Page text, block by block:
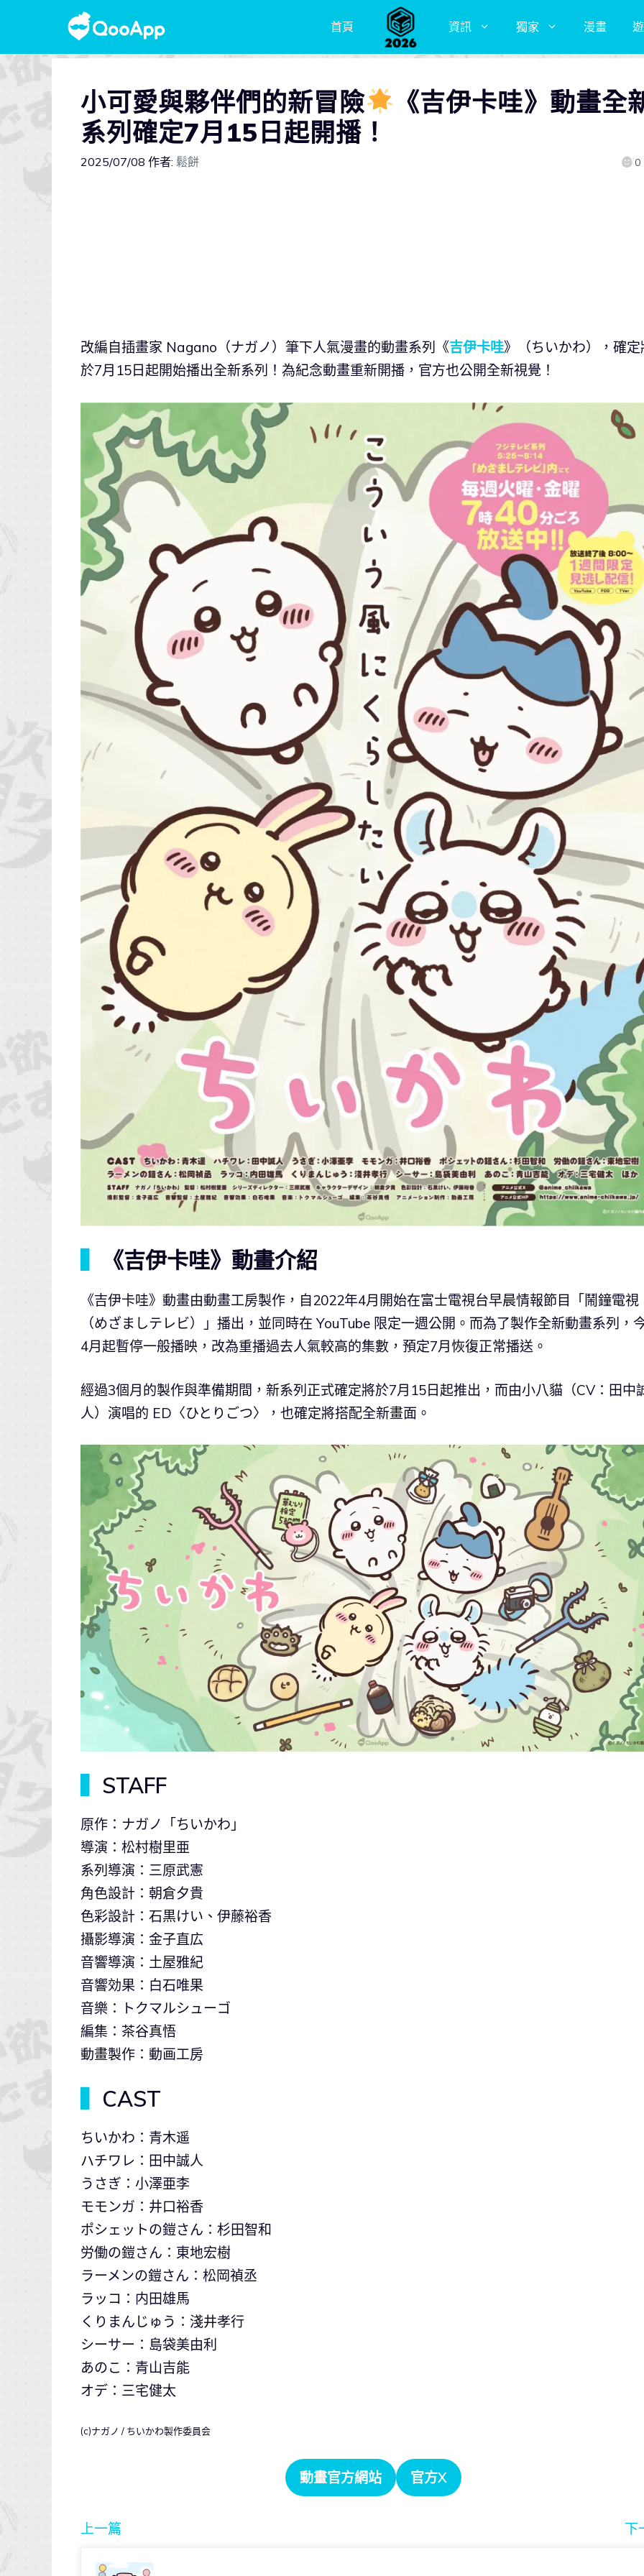
首頁 資訊 獨家 漫畫
小可愛與夥伴們的新冒險
《吉伊卡哇》動畫全
系列確定7月15日起開播！
2025/07/08 作者: 鬆餅 0
改編自插畫家 Nagano（ナガノ）筆下人氣漫畫的動畫系列《吉伊卡哇》（ちいかわ），確定
於7月15日起開始播出全新系列！為紀念動畫重新開播，官方也公開全新視覺！
《吉伊卡哇》動畫介紹
《吉伊卡哇》動畫由動畫工房製作，自2022年4月開始在富士電視台早晨情報節目「鬧鐘電視
（めざましテレビ）」播出，並同時在 YouTube 限定一週公開。而為了製作全新動畫系列，
4月起暫停一般播映，改為重播過去人氣較高的集數，預定7月恢復正常播送。
經過3個月的製作與準備期間，新系列正式確定將於7月15日起推出，而由小八貓（CV：田中
人）演唱的 ED〈ひとりごつ〉，也確定將搭配全新畫面。
STAFF
原作：ナガノ「ちいかわ」
導演：松村樹里亜
系列導演：三原武憲
角色設計：朝倉夕貴
色彩設計：石黒けい、伊藤裕香
攝影導演：金子直広
音響導演：土屋雅紀
音響効果：白石唯果
音樂：トクマルシューゴ
編集：茶谷真悟
動畫製作：動画工房
CAST
ちいかわ：青木遥
ハチワレ：田中誠人
うさぎ：小澤亜李
モモンガ：井口裕香
ポシェットの鎧さん：杉田智和
労働の鎧さん：東地宏樹
ラーメンの鎧さん：松岡禎丞
ラッコ：内田雄馬
くりまんじゅう：淺井孝行
シーサー：島袋美由利
あのこ：青山吉能
オデ：三宅健太
(c)ナガノ / ちいかわ製作委員会
動畫官方網站 官方X
上一篇 下